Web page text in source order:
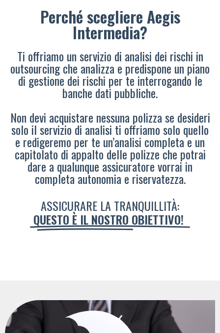
Perché scegliere Aegis
Intermedia?
Ti offriamo un servizio di analisi dei rischi in
outsourcing che analizza e predispone un piano
di gestione dei rischi per te interrogando le
banche dati pubbliche.
Non devi acquistare nessuna polizza se desideri
solo il servizio di analisi ti offriamo solo quello
e redigeremo per te un’analisi completa e un
capitolato di appalto delle polizze che potrai
dare a qualunque assicuratore vorrai in
completa autonomia e riservatezza.
ASSICURARE LA TRANQUILLITÀ:
QUESTO È IL NOSTRO OBIETTIVO!